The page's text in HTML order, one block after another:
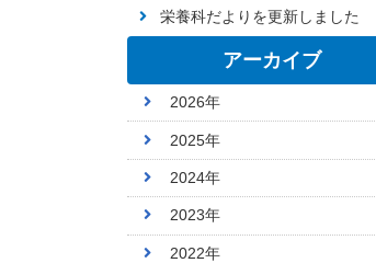
栄養科だよりを更新しました
アーカイブ
2026年
2025年
2024年
2023年
2022年